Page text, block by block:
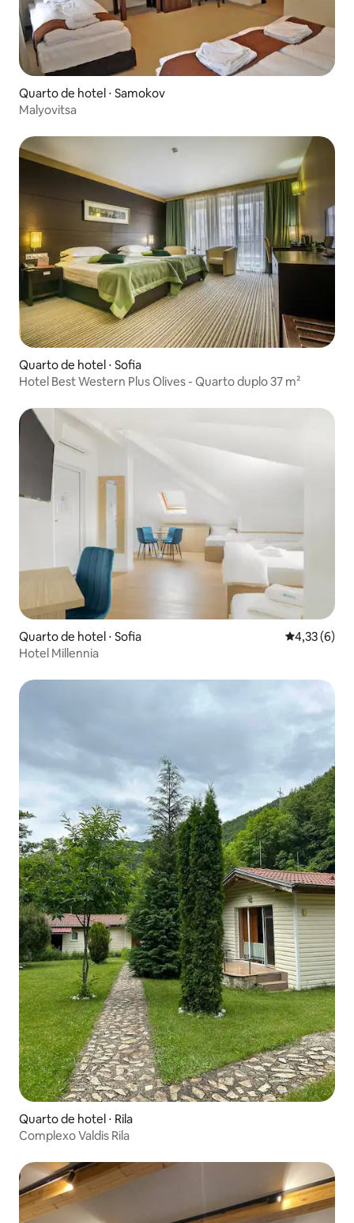
Quarto de hotel ⋅ Samokov
Malyovitsa
Quarto de hotel ⋅ Sofia
Hotel Best Western Plus Olives - Quarto duplo 37 m²
Quarto de hotel ⋅ Sofia 4,33 de
4,33 (6)
Hotel Millennia
Quarto de hotel ⋅ Rila
Complexo Valdis Rila